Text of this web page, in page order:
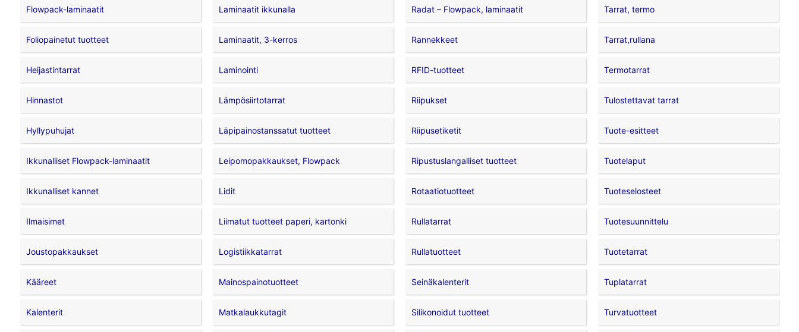
Flowpack-laminaatit
Foliopainetut tuotteet
Heijastintarrat
Hinnastot
Hyllypuhujat
Ikkunalliset Flowpack-laminaatit
Ikkunalliset kannet
Ilmaisimet
Joustopakkaukset
Kääreet
Kalenterit
Laminaatit ikkunalla
Laminaatit, 3-kerros
Laminointi
Lämpösiirtotarrat
Läpipainostanssatut tuotteet
Leipomopakkaukset, Flowpack
Lidit
Liimatut tuotteet paperi, kartonki
Logistiikkatarrat
Mainospainotuotteet
Matkalaukkutagit
Radat – Flowpack, laminaatit
Rannekkeet
RFID-tuotteet
Riipukset
Riipusetiketit
Ripustuslangalliset tuotteet
Rotaatiotuotteet
Rullatarrat
Rullatuotteet
Seinäkalenterit
Silikonoidut tuotteet
Tarrat, termo
Tarrat,rullana
Termotarrat
Tulostettavat tarrat
Tuote-esitteet
Tuotelaput
Tuoteselosteet
Tuotesuunnittelu
Tuotetarrat
Tuplatarrat
Turvatuotteet